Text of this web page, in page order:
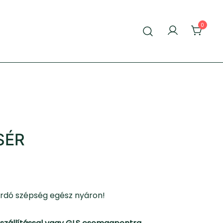
0
szépség egész nyáron!